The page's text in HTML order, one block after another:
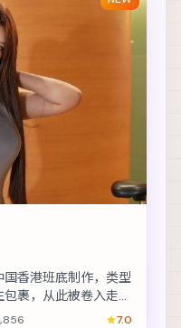
国香港班底制作，类型
裹，从此被卷入走私
布兰切特、宋佳、章...
7.0